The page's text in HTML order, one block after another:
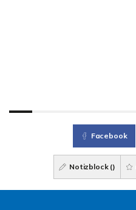
Facebook
Notizblock ()